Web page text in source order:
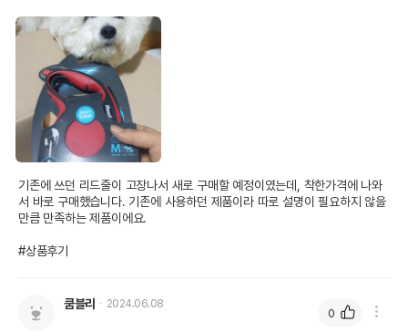
기존에 쓰던 리드줄이 고장나서 새로 구매할 예정이였는데, 착한가격에 나와
서 바로 구매했습니다. 기존에 사용하던 제품이라 따로 설명이 필요하지 않을
만큼 만족하는 제품이에요.
#상품후기
쿰블리 2024.06.08
0